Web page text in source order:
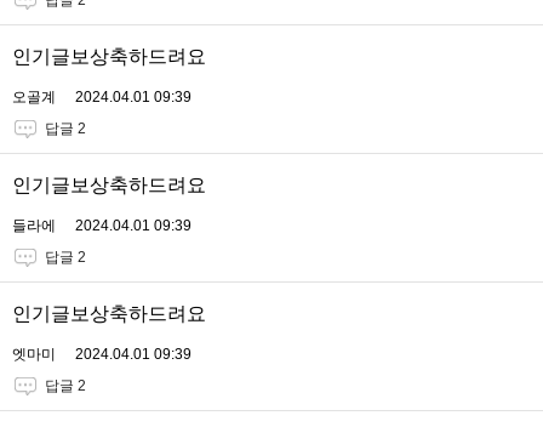
인기글보상축하드려요
오골계
2024.04.01 09:39
답글 2
인기글보상축하드려요
들라에
2024.04.01 09:39
답글 2
인기글보상축하드려요
엣마미
2024.04.01 09:39
답글 2